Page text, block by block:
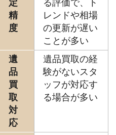
定
精
度
る評価で、ト
レンドや相場
の更新が遅い
ことが多い
遺
品
買
取
対
応
遺品買取の経
験がないスタ
ッフが対応す
る場合が多い